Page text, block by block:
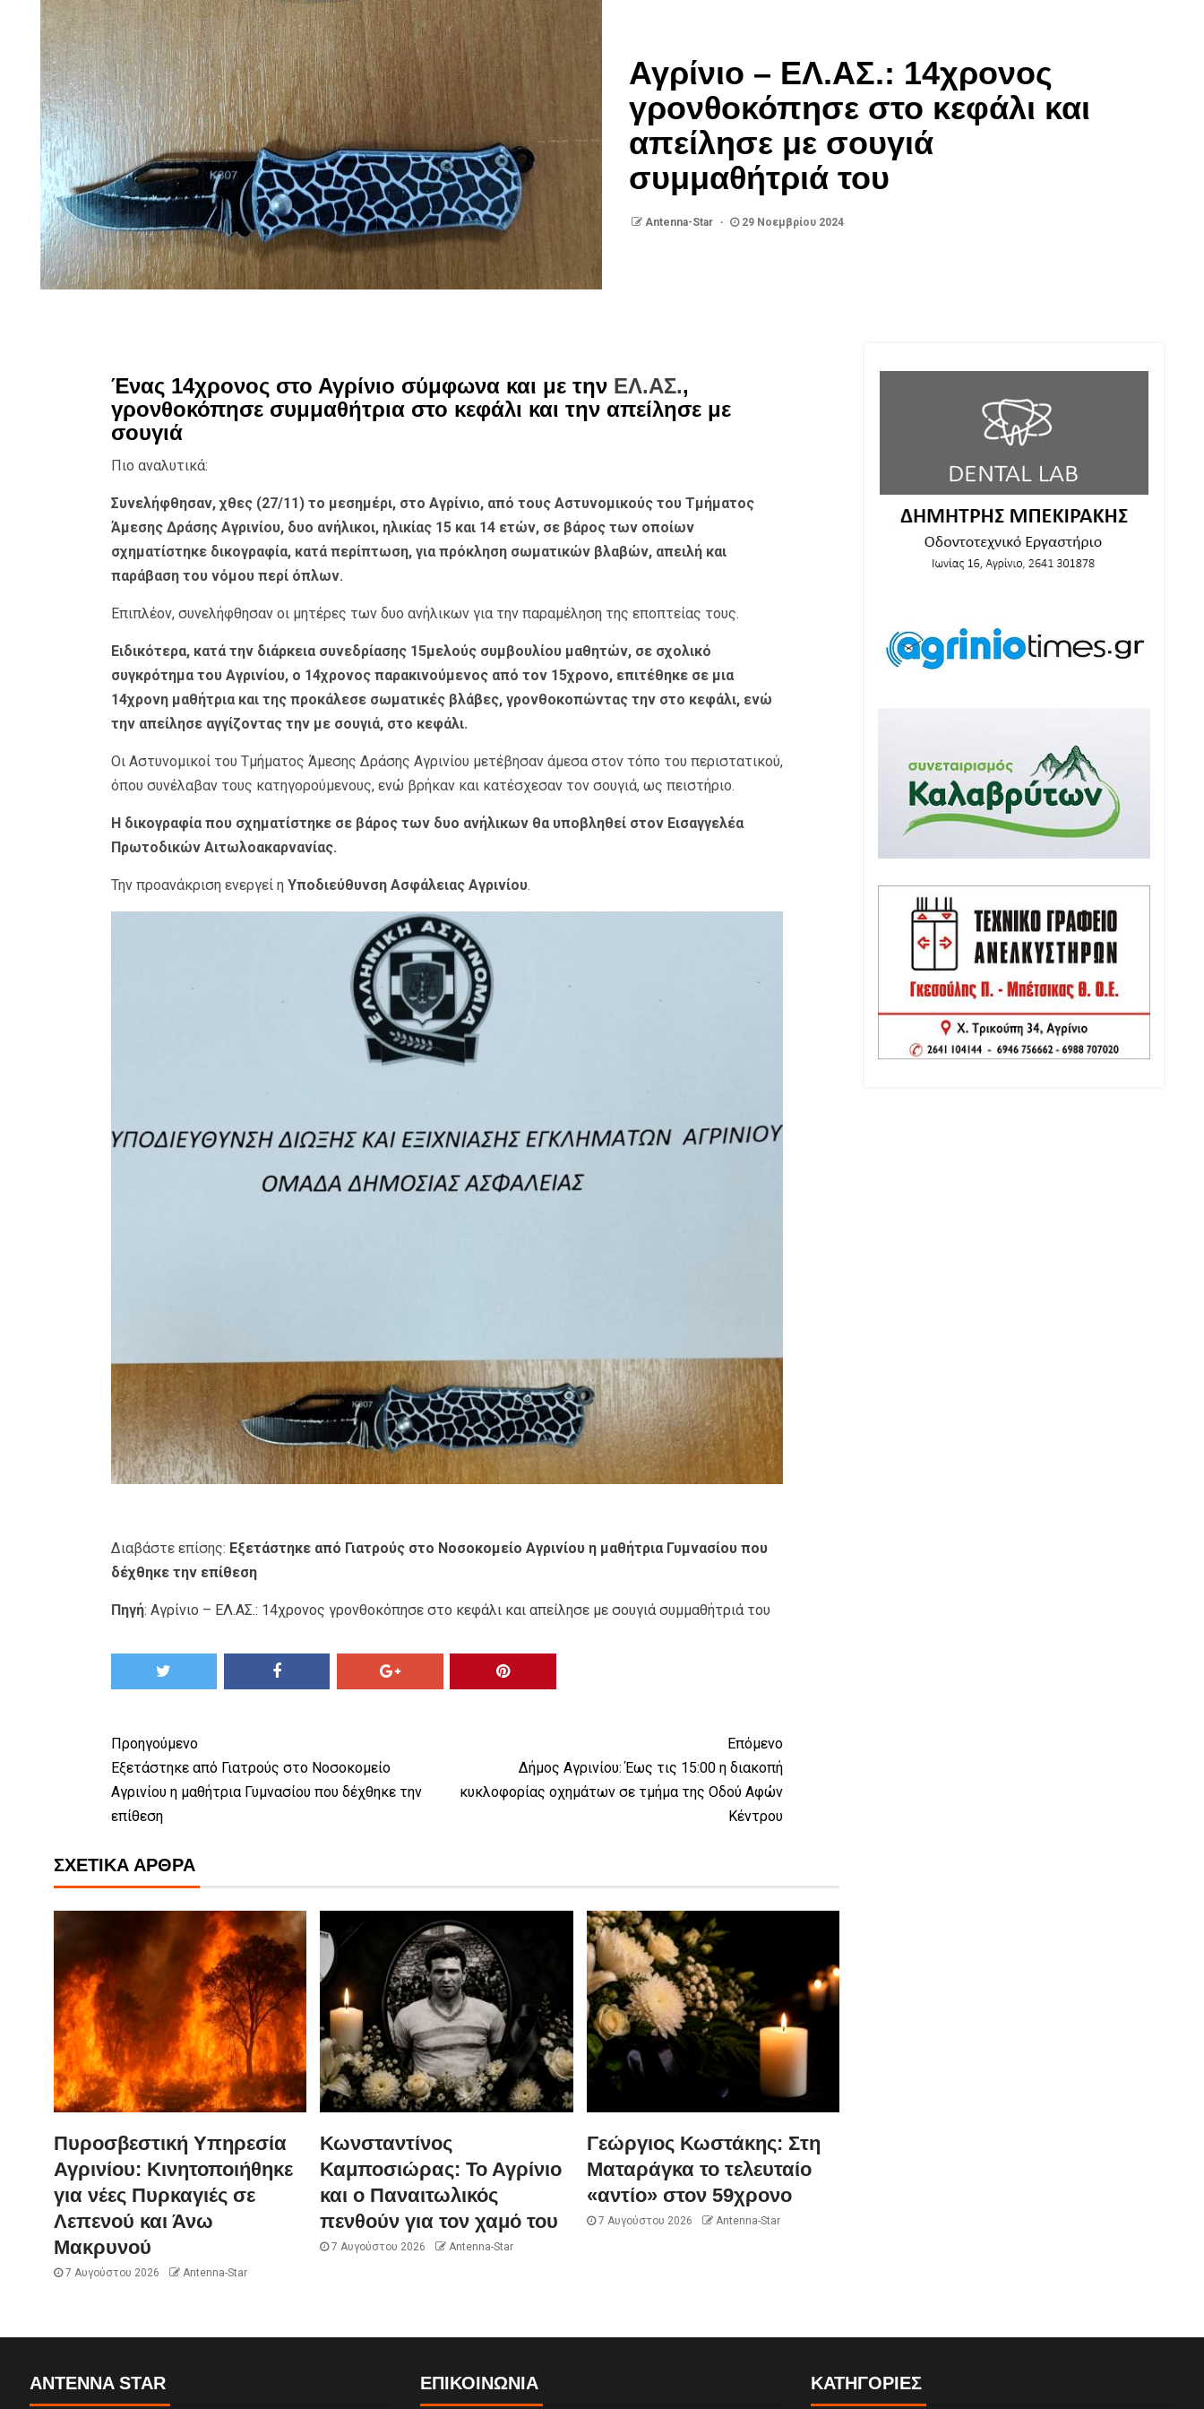
Αγρίνιο – ΕΛ.ΑΣ.: 14χρονος
γρονθοκόπησε στο κεφάλι και
απείλησε με σουγιά
συμμαθήτριά του
Antenna-Star 29 Νοεμβρίου 2024
Ένας 14χρονος στο Αγρίνιο σύμφωνα και με την ΕΛ.ΑΣ.,
γρονθοκόπησε συμμαθήτρια στο κεφάλι και την απείλησε με
σουγιά
Πιο αναλυτικά:
Συνελήφθησαν, χθες (27/11) το μεσημέρι, στο Αγρίνιο, από τους Αστυνομικούς του Τμήματος
Άμεσης Δράσης Αγρινίου, δυο ανήλικοι, ηλικίας 15 και 14 ετών, σε βάρος των οποίων
σχηματίστηκε δικογραφία, κατά περίπτωση, για πρόκληση σωματικών βλαβών, απειλή και
παράβαση του νόμου περί όπλων.
Επιπλέον, συνελήφθησαν οι μητέρες των δυο ανήλικων για την παραμέληση της εποπτείας τους.
Ειδικότερα, κατά την διάρκεια συνεδρίασης 15μελούς συμβουλίου μαθητών, σε σχολικό
συγκρότημα του Αγρινίου, ο 14χρονος παρακινούμενος από τον 15χρονο, επιτέθηκε σε μια
14χρονη μαθήτρια και της προκάλεσε σωματικές βλάβες, γρονθοκοπώντας την στο κεφάλι, ενώ
την απείλησε αγγίζοντας την με σουγιά, στο κεφάλι.
Οι Αστυνομικοί του Τμήματος Άμεσης Δράσης Αγρινίου μετέβησαν άμεσα στον τόπο του περιστατικού,
όπου συνέλαβαν τους κατηγορούμενους, ενώ βρήκαν και κατέσχεσαν τον σουγιά, ως πειστήριο.
Η δικογραφία που σχηματίστηκε σε βάρος των δυο ανήλικων θα υποβληθεί στον Εισαγγελέα
Πρωτοδικών Αιτωλοακαρνανίας.
Την προανάκριση ενεργεί η Υποδιεύθυνση Ασφάλειας Αγρινίου.
Διαβάστε επίσης: Εξετάστηκε από Γιατρούς στο Νοσοκομείο Αγρινίου η μαθήτρια Γυμνασίου που
δέχθηκε την επίθεση
Πηγή: Αγρίνιο – ΕΛ.ΑΣ.: 14χρονος γρονθοκόπησε στο κεφάλι και απείλησε με σουγιά συμμαθήτριά του
Προηγούμενο
Εξετάστηκε από Γιατρούς στο Νοσοκομείο
Αγρινίου η μαθήτρια Γυμνασίου που δέχθηκε την
επίθεση
Επόμενο
Δήμος Αγρινίου: Έως τις 15:00 η διακοπή
κυκλοφορίας οχημάτων σε τμήμα της Οδού Αφών
Κέντρου
ΣΧΕΤΙΚΆ ΆΡΘΡΑ
Πυροσβεστική Υπηρεσία
Αγρινίου: Κινητοποιήθηκε
για νέες Πυρκαγιές σε
Λεπενού και Άνω
Μακρυνού
7 Αυγούστου 2026 Antenna-Star
Κωνσταντίνος
Καμποσιώρας: Το Αγρίνιο
και ο Παναιτωλικός
πενθούν για τον χαμό του
7 Αυγούστου 2026 Antenna-Star
Γεώργιος Κωστάκης: Στη
Ματαράγκα το τελευταίο
«αντίο» στον 59χρονο
7 Αυγούστου 2026 Antenna-Star
ANTENNA STAR ΕΠΙΚΟΙΝΩΝΊΑ ΚΑΤΗΓΟΡΙΕΣ